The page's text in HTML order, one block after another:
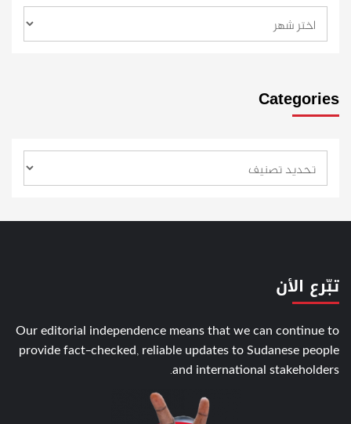
Categories
تبّرع الأن
Our editorial independence means that we can continue to
provide fact-checked, reliable updates to Sudanese people
and international stakeholders.